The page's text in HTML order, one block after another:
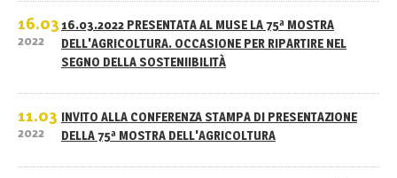
16.03
2022
16.03.2022 PRESENTATA AL MUSE LA 75ª MOSTRA
DELL'AGRICOLTURA. OCCASIONE PER RIPARTIRE NEL
SEGNO DELLA SOSTENIIBILITÀ
11.03
2022
INVITO ALLA CONFERENZA STAMPA DI PRESENTAZIONE
DELLA 75ª MOSTRA DELL'AGRICOLTURA